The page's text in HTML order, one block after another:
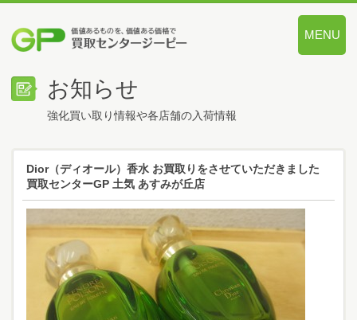
MENU
お知らせ
強化買い取り情報や各店舗の入荷情報
Dior（ディオール）香水 お買取りをさせていただきました
買取センターGP 土気 あすみが丘店